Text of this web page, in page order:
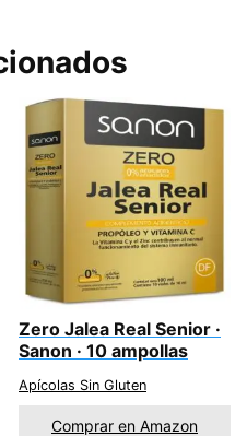
Zero Jalea Real Senior ·
Sanon · 10 ampollas
Apícolas Sin Gluten
Comprar en Amazon